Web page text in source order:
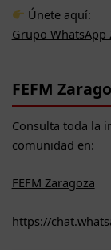
Únete aquí:
Grupo WhatsApp
FEFM
Consulta toda la
comunidad en:
FEFM Zaragoza
https://